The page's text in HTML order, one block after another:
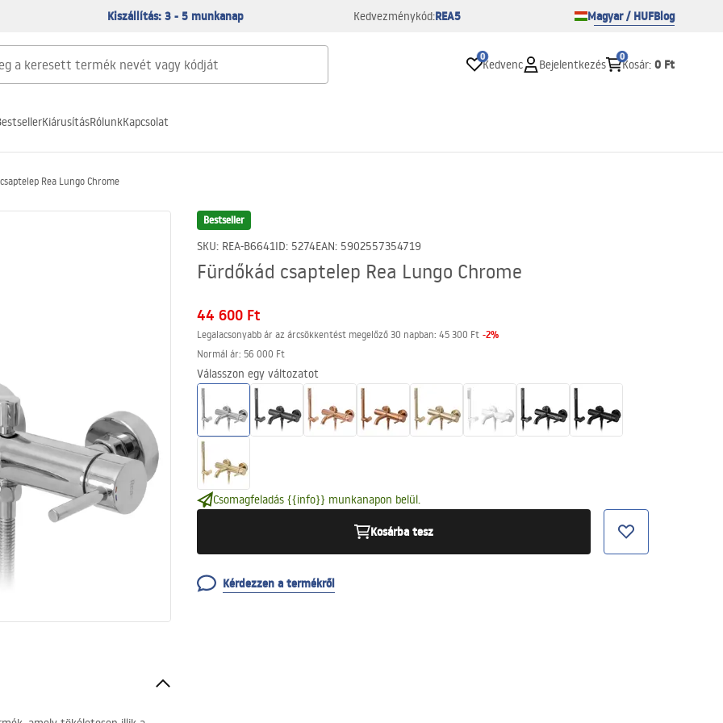
Kiszállítás: 3 - 5 munkanap Kedvezménykód:REA5 Magyar / HUFBlog
0
Kedvenc Bejelentkezés
0
Kosár: 0 Ft
KiárusításRólunkKapcsolat
Rea Lungo Chrome
Bestseller
SKU: REA-B6641ID: 5274EAN: 5902557354719
Fürdőkád csaptelep Rea Lungo Chrome
44 600 Ft
Legalacsonyabb ár az árcsökkentést megelőző 30 napban: 45 300 Ft -2%
Normál ár: 56 000 Ft
Válasszon egy változatot
Csomagfeladás {{info}} munkanapon belül.
Kosárba tesz
Kérdezzen a termékről